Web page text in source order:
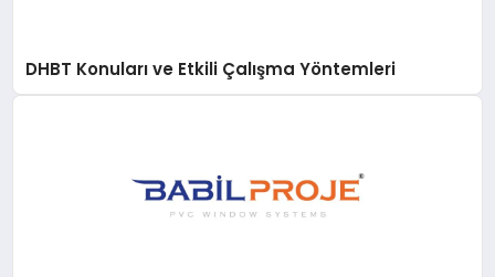
DHBT Konuları ve Etkili Çalışma Yöntemleri